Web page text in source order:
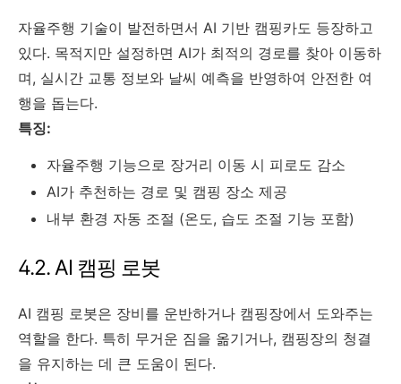
자율주행 기술이 발전하면서 AI 기반 캠핑카도 등장하고
있다. 목적지만 설정하면 AI가 최적의 경로를 찾아 이동하
며, 실시간 교통 정보와 날씨 예측을 반영하여 안전한 여
행을 돕는다.
특징:
자율주행 기능으로 장거리 이동 시 피로도 감소
AI가 추천하는 경로 및 캠핑 장소 제공
내부 환경 자동 조절 (온도, 습도 조절 기능 포함)
4.2. AI 캠핑 로봇
AI 캠핑 로봇은 장비를 운반하거나 캠핑장에서 도와주는
역할을 한다. 특히 무거운 짐을 옮기거나, 캠핑장의 청결
을 유지하는 데 큰 도움이 된다.